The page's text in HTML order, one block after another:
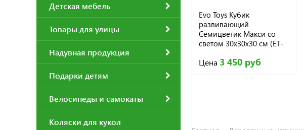
Детская мебель
Товары для улицы
Надувная продукция
Подарки детям
Велосипеды и самокаты
Коляски для кукол
Evo Toys Кубик
развивающий
Семицветик Макси со
светом 30х30х30 см (ET-
Цена 3 450 руб